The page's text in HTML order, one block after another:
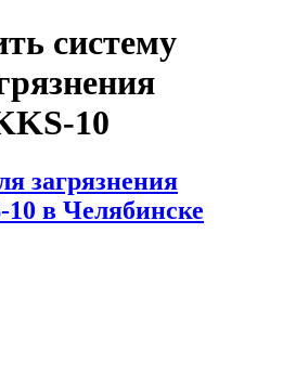
систему
10
загрязнения
в Челябинске